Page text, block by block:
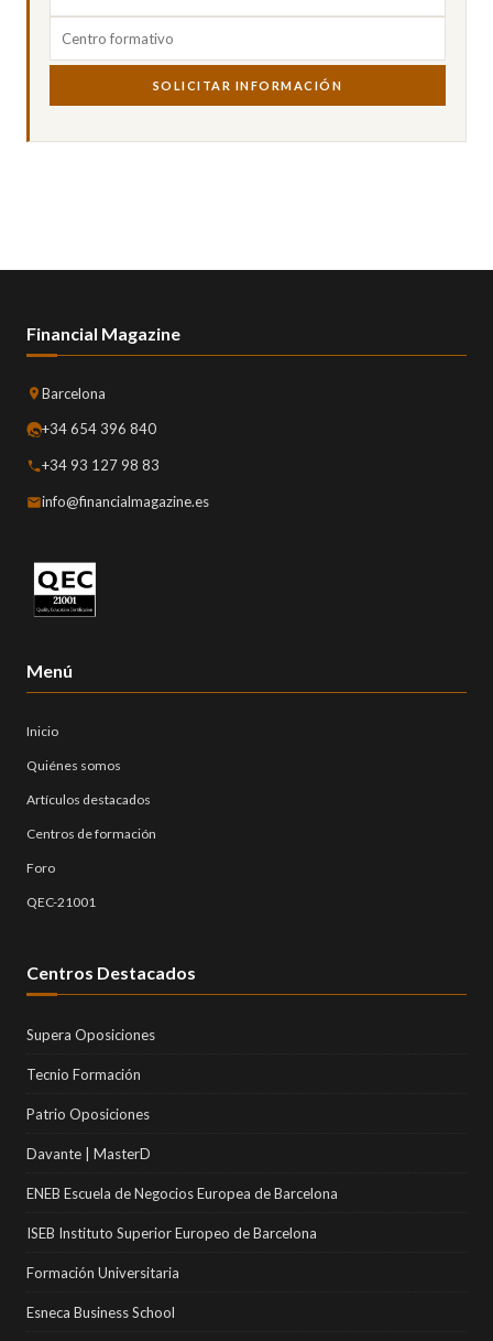
SOLICITAR INFORMACIÓN
Financial Magazine
Barcelona
+34 654 396 840
+34 93 127 98 83
info@financialmagazine.es
Menú
Inicio
Quiénes somos
Artículos destacados
Centros de formación
Foro
QEC-21001
Centros Destacados
Supera Oposiciones
Tecnio Formación
Patrio Oposiciones
Davante | MasterD
ENEB Escuela de Negocios Europea de Barcelona
ISEB Instituto Superior Europeo de Barcelona
Formación Universitaria
Esneca Business School